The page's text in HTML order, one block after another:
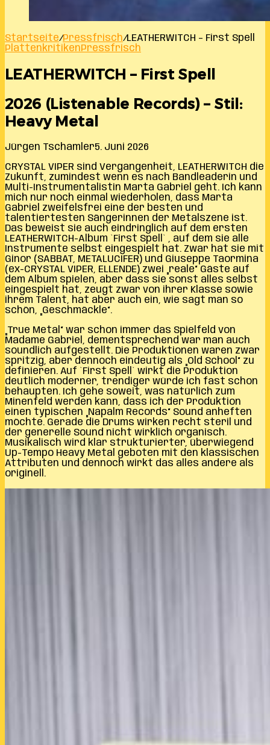
Startseite/Pressfrisch/LEATHERWITCH – First Spell
PlattenkritikenPressfrisch
LEATHERWITCH – First Spell
2026 (Listenable Records) – Stil:
Heavy Metal
Jürgen Tschamler5. Juni 2026
CRYSTAL VIPER sind Vergangenheit, LEATHERWITCH die
Zukunft, zumindest wenn es nach Bandleaderin und
Multi-Instrumentalistin Marta Gabriel geht. Ich kann
mich nur noch einmal wiederholen, dass Marta
Gabriel zweifelsfrei eine der besten und
talentiertesten Sängerinnen der Metalszene ist.
Das beweist sie auch eindringlich auf dem ersten
LEATHERWITCH-Album `First Spell` , auf dem sie alle
Instrumente selbst eingespielt hat. Zwar hat sie mit
Ginor (SABBAT, METALUCIFER) und Giuseppe Taormina
(ex-CRYSTAL VIPER, ELLENDE) zwei „reale“ Gäste auf
dem Album spielen, aber dass sie sonst alles selbst
eingespielt hat, zeugt zwar von ihrer Klasse sowie
ihrem Talent, hat aber auch ein, wie sagt man so
schön, „Geschmäckle“.
„True Metal“ war schon immer das Spielfeld von
Madame Gabriel, dementsprechend war man auch
soundlich aufgestellt. Die Produktionen waren zwar
spritzig, aber dennoch eindeutig als „Old School“ zu
definieren. Auf `First Spell` wirkt die Produktion
deutlich moderner, trendiger würde ich fast schon
behaupten. Ich gehe soweit, was natürlich zum
Minenfeld werden kann, dass ich der Produktion
einen typischen „Napalm Records“ Sound anheften
möchte. Gerade die Drums wirken recht steril und
der generelle Sound nicht wirklich organisch.
Musikalisch wird klar strukturierter, überwiegend
Up-Tempo Heavy Metal geboten mit den klassischen
Attributen und dennoch wirkt das alles andere als
originell.